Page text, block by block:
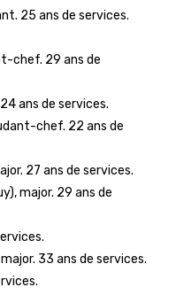
25 ans de services.
chef. 29 ans de
ans de services.
chef. 22 ans de
27 ans de services.
major. 29 ans de
33 ans de services.